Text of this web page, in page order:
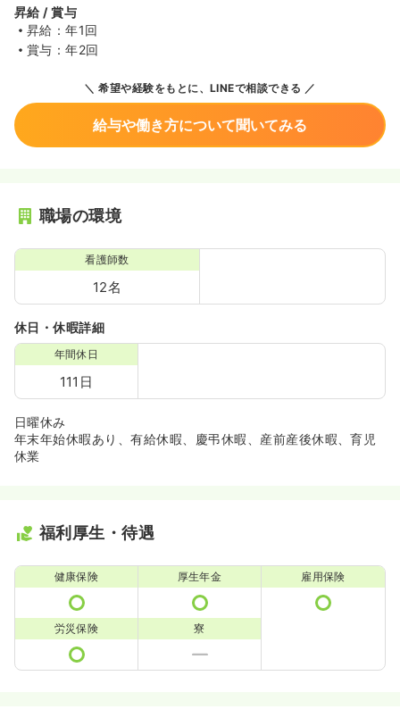
昇給 / 賞与
昇給：年1回
賞与：年2回
希望や経験をもとに、LINEで相談できる
給与や働き方について聞いてみる
職場の環境
看護師数
12名
休日・休暇詳細
年間休日
111日
日曜休み
年末年始休暇あり、有給休暇、慶弔休暇、産前産後休暇、育児
休業
福利厚生・待遇
健康保険 厚生年金 雇用保険
労災保険 寮